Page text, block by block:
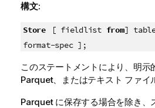
構文:
Store [ fieldlist from]
format-spec ];
このステートメントにより、明示
Parquet、またはテキスト ファイ
Parquetに保存する場合を除き、